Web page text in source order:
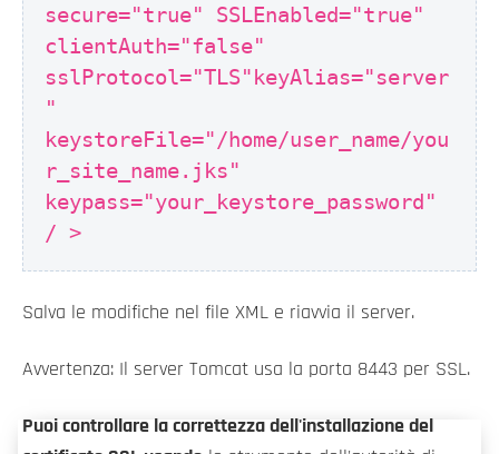
secure="true" SSLEnabled="true"
clientAuth="false"
sslProtocol="TLS"keyAlias="server
"
keystoreFile="/home/user_name/you
r_site_name.jks"
keypass="your_keystore_password"
/ >
Salva le modifiche nel file XML e riavvia il server.
Avvertenza: Il server Tomcat usa la porta 8443 per SSL.
Puoi controllare la correttezza dell'installazione del